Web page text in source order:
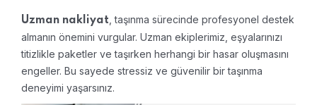
Uzman nakliyat , taşınma sürecinde profesyonel destek
almanın önemini vurgular. Uzman ekiplerimiz, eşyalarınızı
titizlikle paketler ve taşırken herhangi bir hasar oluşmasını
engeller. Bu sayede stressiz ve güvenilir bir taşınma
deneyimi yaşarsınız.